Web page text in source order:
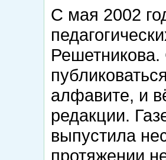
С мая 2002
Решетникова.
алфавите, и
редакции.
выпустила
протяжении